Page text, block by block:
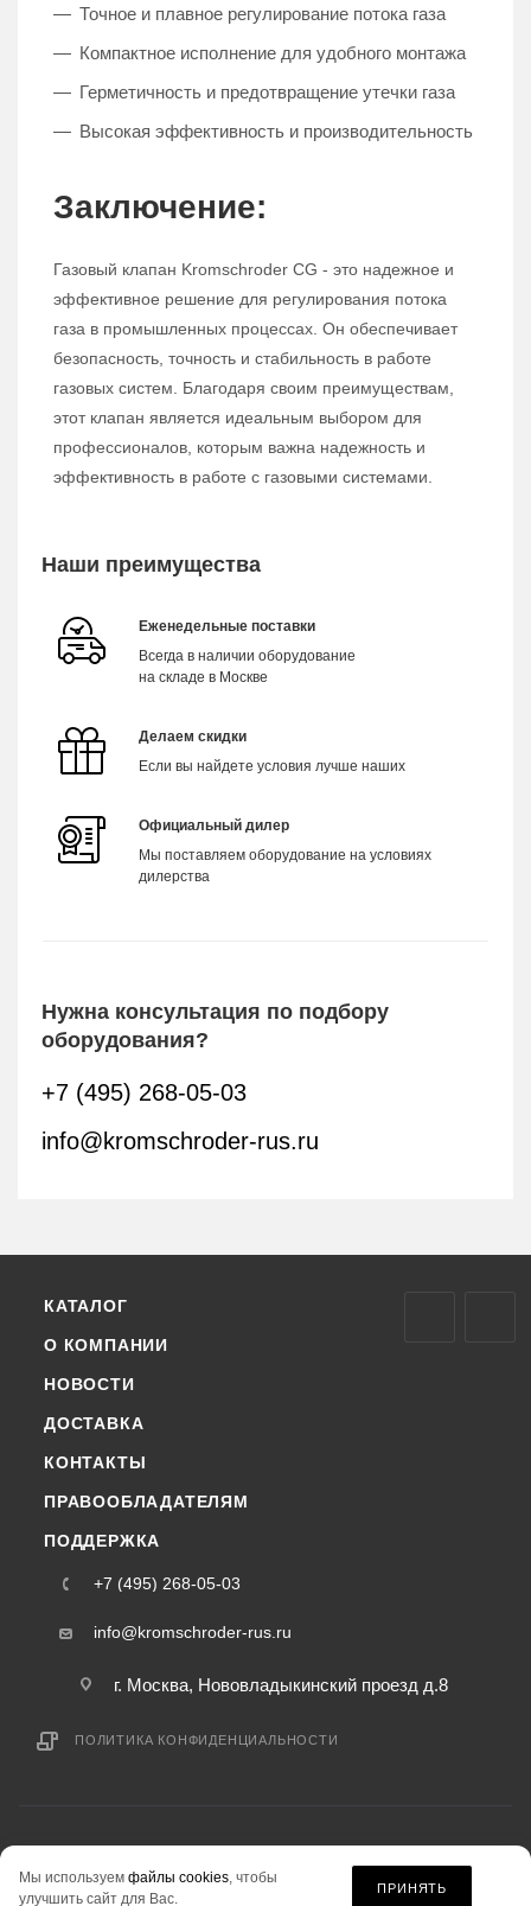
Точное и плавное регулирование потока газа
Компактное исполнение для удобного монтажа
Герметичность и предотвращение утечки газа
Высокая эффективность и производительность
Заключение:
Газовый клапан Kromschroder CG - это надежное и
эффективное решение для регулирования потока
газа в промышленных процессах. Он обеспечивает
безопасность, точность и стабильность в работе
газовых систем. Благодаря своим преимуществам,
этот клапан является идеальным выбором для
профессионалов, которым важна надежность и
эффективность в работе с газовыми системами.
Наши преимущества
Еженедельные поставки
Всегда в наличии оборудование
на складе в Москве
Делаем скидки
Если вы найдете условия лучше наших
Официальный дилер
Мы поставляем оборудование на условиях
дилерства
Нужна консультация по подбору
оборудования?
+7 (495) 268-05-03
info@kromschroder-rus.ru
КАТАЛОГ
О КОМПАНИИ
НОВОСТИ
ДОСТАВКА
КОНТАКТЫ
ПРАВООБЛАДАТЕЛЯМ
ПОДДЕРЖКА
+7 (495) 268-05-03
info@kromschroder-rus.ru
г. Москва, Нововладыкинский проезд д.8
ПОЛИТИКА КОНФИДЕНЦИАЛЬНОСТИ
информация на сайте «kromschroder-rus.ru» не является публичной офертой.
Мы используем файлы cookies, чтобы
улучшить сайт для Вас.
ПРИНЯТЬ